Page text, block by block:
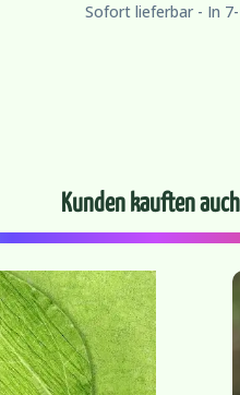
Sofort lieferbar - In
Kunden kauften auch